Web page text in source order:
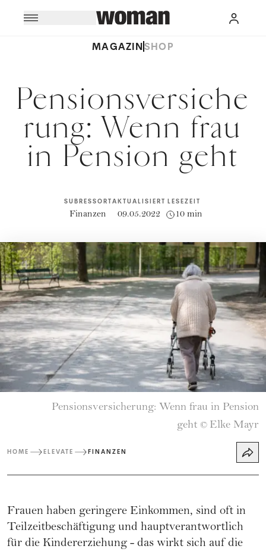
MAGAZINSHOP
Pensionsversiche
rung: Wenn frau
in Pension geht
SUBRESSORT
Finanzen
AKTUALISIERT
09.05.2022
LESEZEIT
10 min
Pensionsversicherung: Wenn frau in Pension
geht © Elke Mayr
HOME ELEVATE FINANZEN
Frauen haben geringere Einkommen, sind oft in
Teilzeitbeschäftigung und hauptverantwortlich
für die Kindererziehung - das wirkt sich auf die